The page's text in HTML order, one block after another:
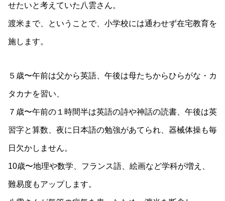
せたいと考えていた八雲さん。
渡米まで、ということで、小学校には通わせず在宅教育を
施します。
５歳〜午前は父から英語、午後は母たちからひらがな・カ
タカナを習い、
７歳〜午前の１時間半は英語の詩や神話の読書、午後は英
習字と算数、夜に日本語の勉強があてられ、器械体操も毎
日欠かしません。
10歳〜地理や数学、フランス語、絵画など学科が増え、
難易度もアップします。